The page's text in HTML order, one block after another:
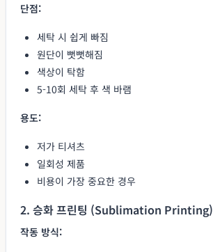
단점:
세탁 시 쉽게 빠짐
원단이 뻣뻣해짐
색상이 탁함
5-10회 세탁 후 색 바램
용도:
저가 티셔츠
일회성 제품
비용이 가장 중요한 경우
2. 승화 프린팅 (Sublimation Printing)
작동 방식: